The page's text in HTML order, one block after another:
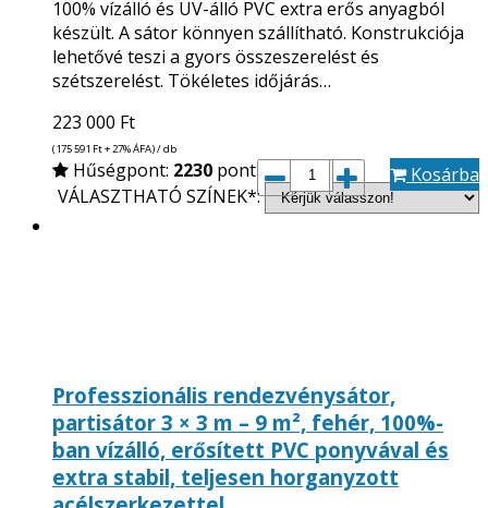
100% vízálló és UV-álló PVC extra erős anyagból
készült. A sátor könnyen szállítható. Konstrukciója
lehetővé teszi a gyors összeszerelést és
szétszerelést. Tökéletes időjárás…
223 000 Ft
(175 591 Ft+ 27% ÁFA) / db
Hűségpont: 2230 pont
VÁLASZTHATÓ SZÍNEK*:
Kosárba
Professzionális rendezvénysátor,
partisátor 3 × 3 m – 9 m², fehér, 100%-
ban vízálló, erősített PVC ponyvával és
extra stabil, teljesen horganyzott